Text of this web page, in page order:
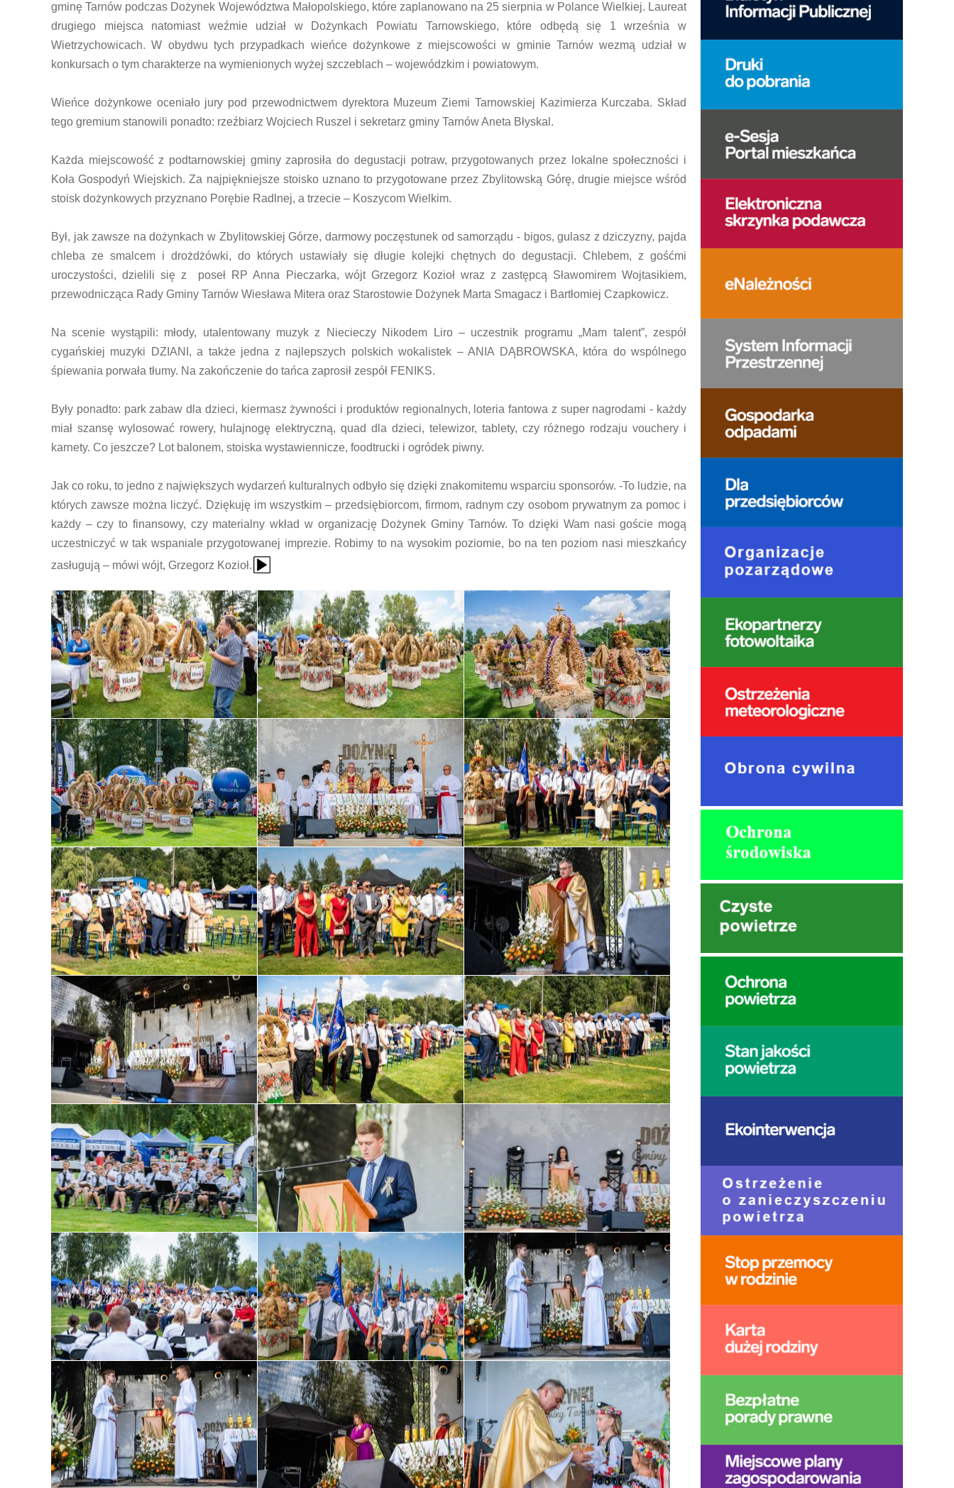
gminę Tarnów podczas Dożynek Województwa Małopolskiego, które zaplanowano na 25 sierpnia w Polance Wielkiej. Laureat
drugiego miejsca natomiast weźmie udział w Dożynkach Powiatu Tarnowskiego, które odbędą się 1 września w
Wietrzychowicach. W obydwu tych przypadkach wieńce dożynkowe z miejscowości w gminie Tarnów wezmą udział w
konkursach o tym charakterze na wymienionych wyżej szczeblach – wojewódzkim i powiatowym.
Wieńce dożynkowe oceniało jury pod przewodnictwem dyrektora Muzeum Ziemi Tarnowskiej Kazimierza Kurczaba. Skład
tego gremium stanowili ponadto: rzeźbiarz Wojciech Ruszel i sekretarz gminy Tarnów Aneta Błyskal.
Każda miejscowość z podtarnowskiej gminy zaprosiła do degustacji potraw, przygotowanych przez lokalne społeczności i
Koła Gospodyń Wiejskich. Za najpiękniejsze stoisko uznano to przygotowane przez Zbylitowską Górę, drugie miejsce wśród
stoisk dożynkowych przyznano Porębie Radlnej, a trzecie – Koszycom Wielkim.
Był, jak zawsze na dożynkach w Zbylitowskiej Górze, darmowy poczęstunek od samorządu - bigos, gulasz z dziczyzny, pajda
chleba ze smalcem i drożdżówki, do których ustawiały się długie kolejki chętnych do degustacji. Chlebem, z gośćmi
uroczystości, dzielili się z poseł RP Anna Pieczarka, wójt Grzegorz Kozioł wraz z zastępcą Sławomirem Wojtasikiem,
przewodnicząca Rady Gminy Tarnów Wiesława Mitera oraz Starostowie Dożynek Marta Smagacz i Bartłomiej Czapkowicz.
Na scenie wystąpili: młody, utalentowany muzyk z Niecieczy Nikodem Liro – uczestnik programu „Mam talent”, zespół
cygańskiej muzyki DZIANI, a także jedna z najlepszych polskich wokalistek – ANIA DĄBROWSKA, która do wspólnego
śpiewania porwała tłumy. Na zakończenie do tańca zaprosił zespół FENIKS.
Były ponadto: park zabaw dla dzieci, kiermasz żywności i produktów regionalnych, loteria fantowa z super nagrodami - każdy
miał szansę wylosować rowery, hulajnogę elektryczną, quad dla dzieci, telewizor, tablety, czy różnego rodzaju vouchery i
karnety. Co jeszcze? Lot balonem, stoiska wystawiennicze, foodtrucki i ogródek piwny.
Jak co roku, to jedno z największych wydarzeń kulturalnych odbyło się dzięki znakomitemu wsparciu sponsorów. -To ludzie, na
których zawsze można liczyć. Dziękuję im wszystkim – przedsiębiorcom, firmom, radnym czy osobom prywatnym za pomoc i
każdy – czy to finansowy, czy materialny wkład w organizację Dożynek Gminy Tarnów. To dzięki Wam nasi goście mogą
uczestniczyć w tak wspaniale przygotowanej imprezie. Robimy to na wysokim poziomie, bo na ten poziom nasi mieszkańcy
zasługują – mówi wójt, Grzegorz Kozioł.
{Play}